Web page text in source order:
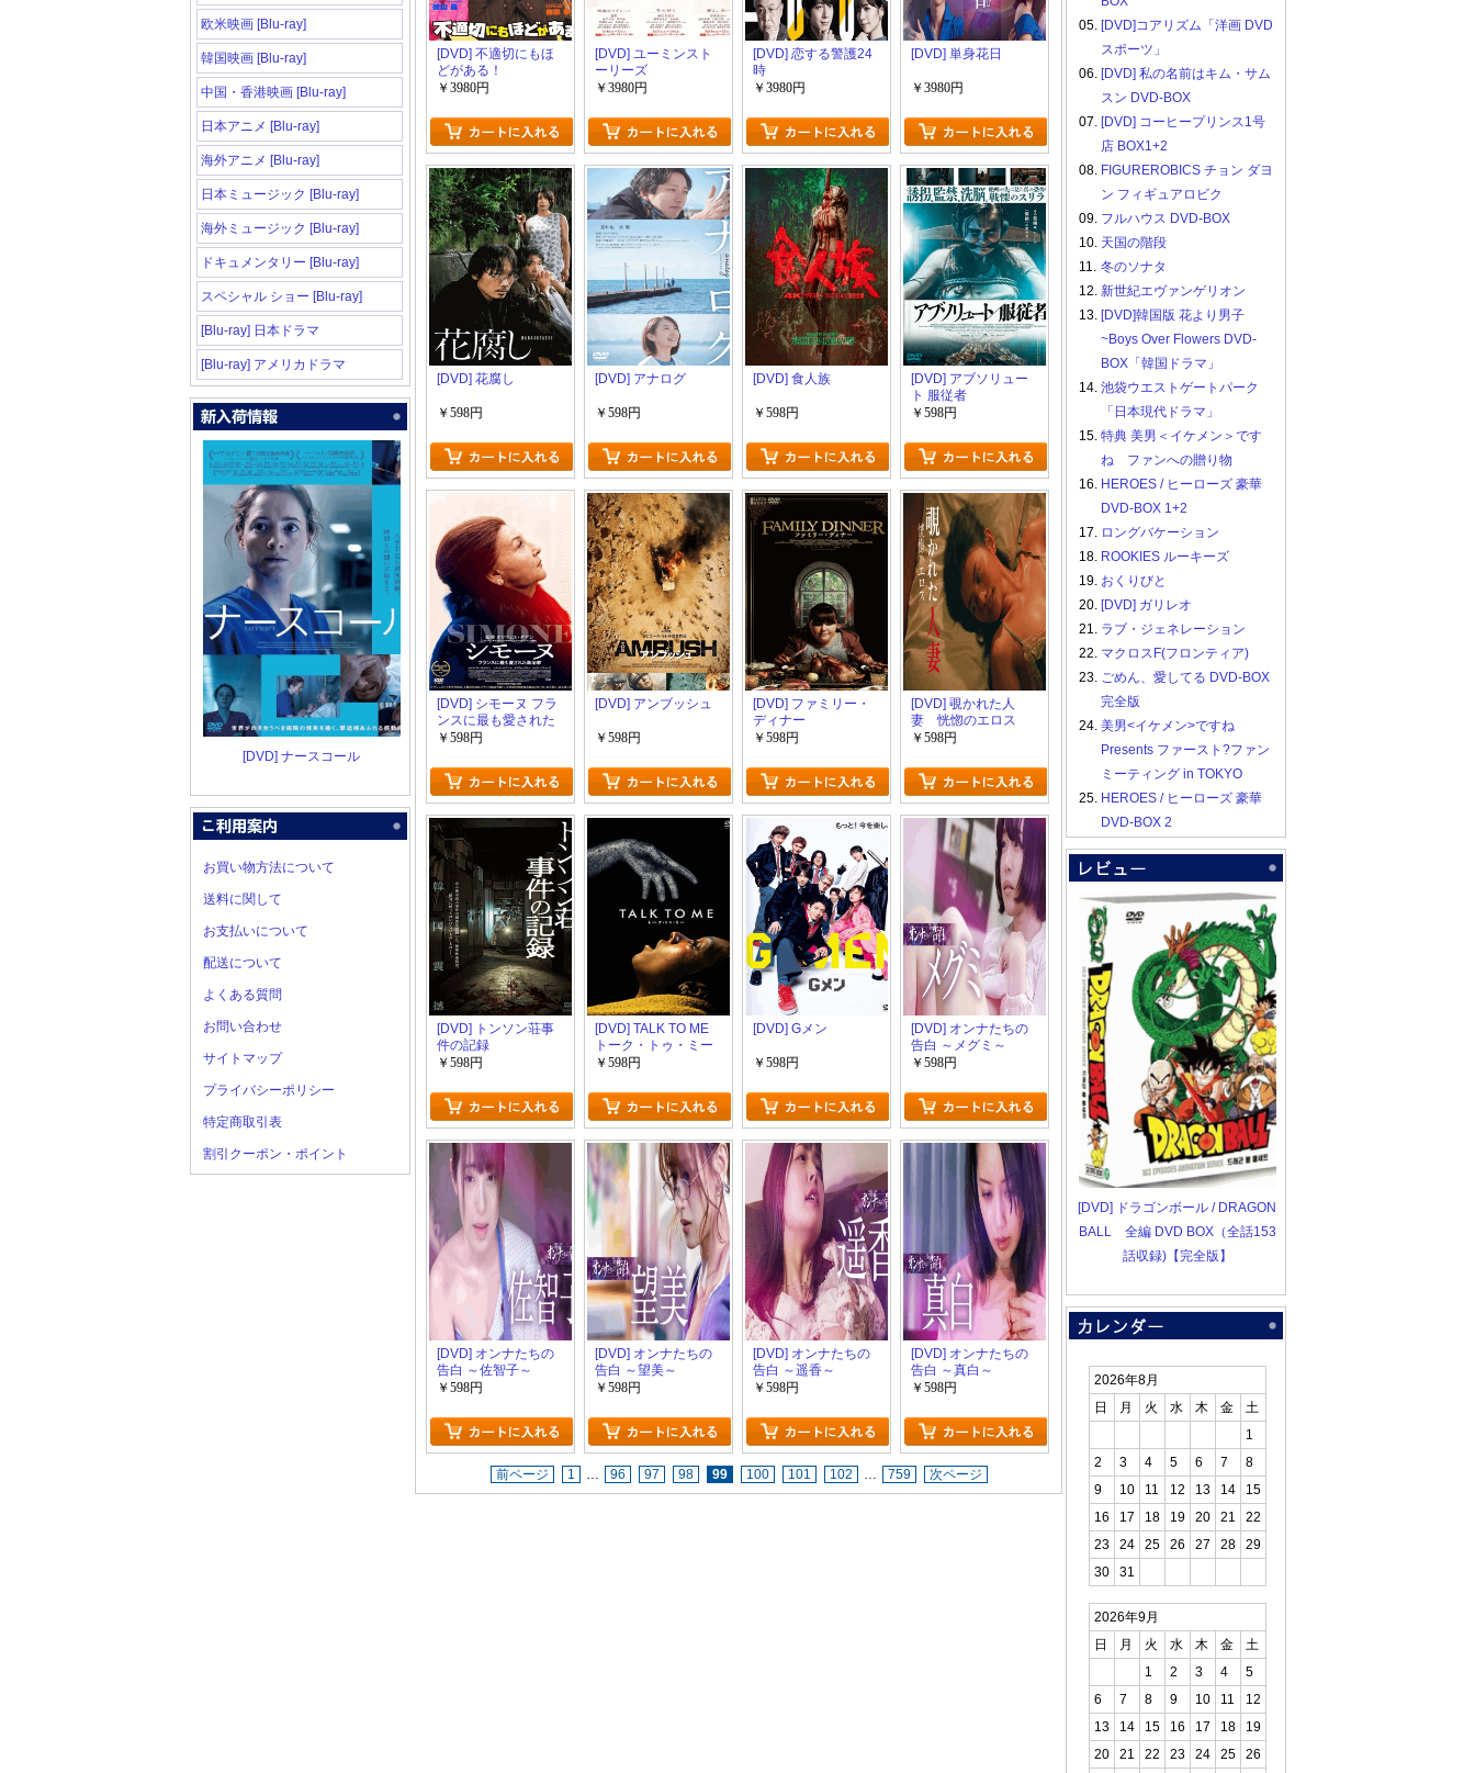
欧米映画 [Blu-ray]
韓国映画 [Blu-ray]
中国・香港映画 [Blu-ray]
日本アニメ [Blu-ray]
海外アニメ [Blu-ray]
日本ミュージック [Blu-ray]
海外ミュージック [Blu-ray]
ドキュメンタリー [Blu-ray]
スペシャル ショー [Blu-ray]
[Blu-ray] 日本ドラマ
[Blu-ray] アメリカドラマ
[DVD] ナースコール
お買い物方法について
送料に関して
お支払いについて
配送について
よくある質問
お問い合わせ
サイトマップ
プライバシーポリシー
特定商取引表
割引クーポン・ポイント
[DVD] 不適切にもほ
どがある！
￥3980円
[DVD] ユーミンスト
ーリーズ
￥3980円
[DVD] 恋する警護24
時
￥3980円
[DVD] 単身花日
￥3980円
[DVD] 花腐し
￥598円
[DVD] アナログ
￥598円
[DVD] 食人族
￥598円
[DVD] アブソリュー
ト 服従者
￥598円
[DVD] シモーヌ フラ
ンスに最も愛された
政治家
￥598円
[DVD] アンブッシュ
￥598円
[DVD] ファミリー・
ディナー
￥598円
[DVD] 覗かれた人
妻 恍惚のエロス
￥598円
[DVD] トンソン荘事
件の記録
￥598円
[DVD] TALK TO ME
トーク・トゥ・ミー
￥598円
[DVD] Gメン
￥598円
[DVD] オンナたちの
告白 ～メグミ～
￥598円
[DVD] オンナたちの
告白 ～佐智子～
￥598円
[DVD] オンナたちの
告白 ～望美～
￥598円
[DVD] オンナたちの
告白 ～遥香～
￥598円
[DVD] オンナたちの
告白 ～真白～
￥598円
前ページ 1 … 96 97 98 99 100 101 102 … 759 次ページ
05. [DVD]コアリズム「洋画 DVD
スポーツ」
06. [DVD] 私の名前はキム・サム
スン DVD-BOX
07. [DVD] コーヒープリンス1号
店 BOX1+2
08. FIGUREROBICS チョン ダヨ
ン フィギュアロビク
09. フルハウス DVD-BOX
10. 天国の階段
11. 冬のソナタ
12. 新世紀エヴァンゲリオン
13. [DVD]韓国版 花より男子
~Boys Over Flowers DVD-
BOX「韓国ドラマ」
14. 池袋ウエストゲートパーク
「日本現代ドラマ」
15. 特典 美男＜イケメン＞です
ね ファンへの贈り物
16. HEROES / ヒーローズ 豪華
DVD-BOX 1+2
17. ロングバケーション
18. ROOKIES ルーキーズ
19. おくりびと
20. [DVD] ガリレオ
21. ラブ・ジェネレーション
22. マクロスF(フロンティア)
23. ごめん、愛してる DVD-BOX
完全版
24. 美男<イケメン>ですね
Presents ファースト?ファン
ミーティング in TOKYO
25. HEROES / ヒーローズ 豪華
DVD-BOX 2
[DVD] ドラゴンボール / DRAGON
BALL 全編 DVD BOX（全話153
話収録)【完全版】
2026年8月
日
月 火 水 木 金
土
1
2
3 4 5 6 7
8
9
10 11 12 13 14
15
16
17 18 19 20 21
22
23
24 25 26 27 28
29
30
31
2026年9月
日
月 火 水 木 金
土
1
2 3 4
5
6
7 8 9 10 11
12
13
14 15 16 17 18
19
20
21 22 23 24 25 26